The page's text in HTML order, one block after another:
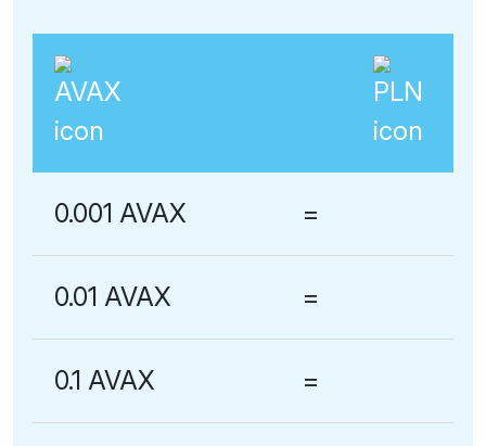
0.001 AVAX =
0.01 AVAX =
0.1 AVAX =